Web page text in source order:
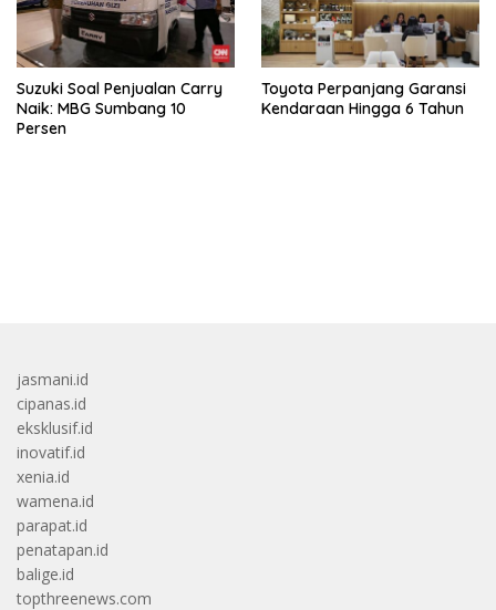
Suzuki Soal Penjualan Carry
Naik: MBG Sumbang 10
Persen
Toyota Perpanjang Garansi
Kendaraan Hingga 6 Tahun
jasmani.id
cipanas.id
eksklusif.id
inovatif.id
xenia.id
wamena.id
parapat.id
penatapan.id
balige.id
topthreenews.com